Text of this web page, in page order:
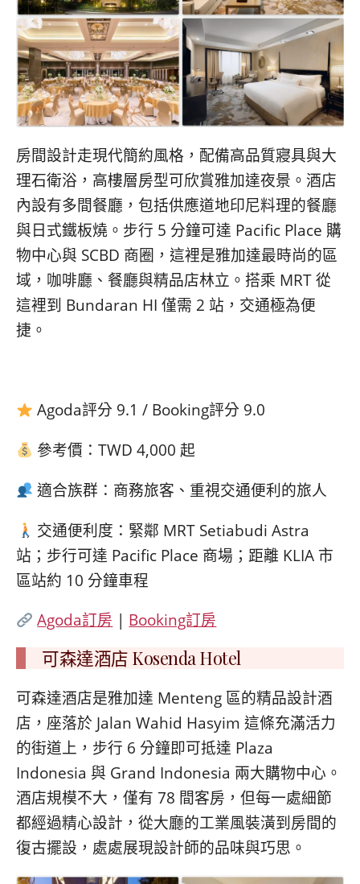
房間設計走現代簡約風格，配備高品質寢具與大
理石衛浴，高樓層房型可欣賞雅加達夜景。酒店
內設有多間餐廳，包括供應道地印尼料理的餐廳
與日式鐵板燒。步行 5 分鐘可達 Pacific Place 購
物中心與 SCBD 商圈，這裡是雅加達最時尚的區
域，咖啡廳、餐廳與精品店林立。搭乘 MRT 從
這裡到 Bundaran HI 僅需 2 站，交通極為便
捷。
Agoda評分 9.1 / Booking評分 9.0
參考價：TWD 4,000 起
適合族群：商務旅客、重視交通便利的旅人
交通便利度：緊鄰 MRT Setiabudi Astra
站；步行可達 Pacific Place 商場；距離 KLIA 市
區站約 10 分鐘車程
Agoda訂房 | Booking訂房
可森達酒店 Kosenda Hotel
可森達酒店是雅加達 Menteng 區的精品設計酒
店，座落於 Jalan Wahid Hasyim 這條充滿活力
的街道上，步行 6 分鐘即可抵達 Plaza
Indonesia 與 Grand Indonesia 兩大購物中心。
酒店規模不大，僅有 78 間客房，但每一處細節
都經過精心設計，從大廳的工業風裝潢到房間的
復古擺設，處處展現設計師的品味與巧思。